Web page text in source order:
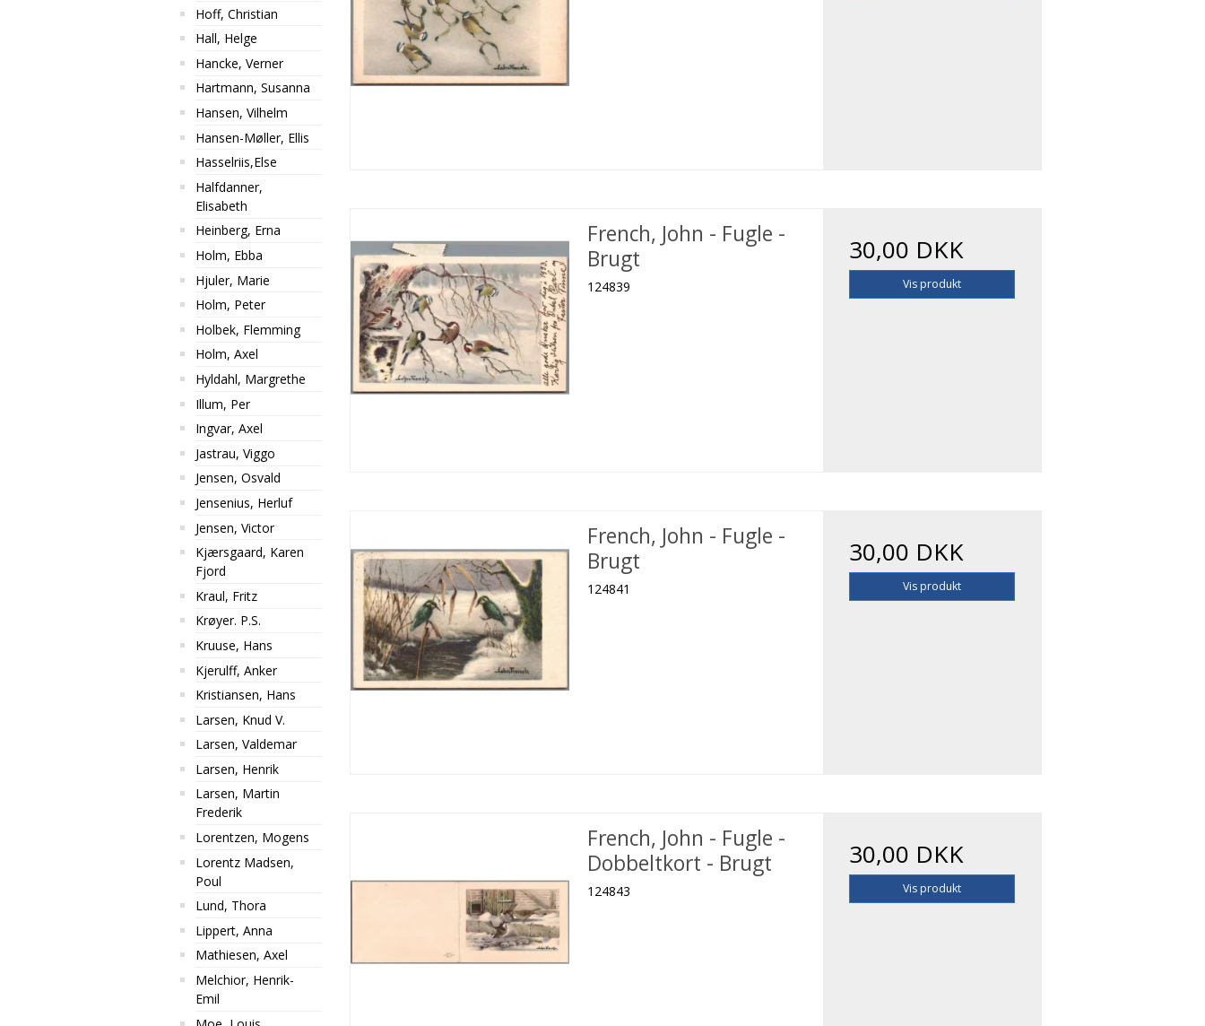
Hoff, Christian
Hall, Helge
Hancke, Verner
Hartmann, Susanna
Hansen, Vilhelm
Hansen-Møller, Ellis
Hasselriis,Else
Halfdanner,
Elisabeth
Heinberg, Erna
Holm, Ebba
Hjuler, Marie
Holm, Peter
Holbek, Flemming
Holm, Axel
Hyldahl, Margrethe
Illum, Per
Ingvar, Axel
Jastrau, Viggo
Jensen, Osvald
Jensenius, Herluf
Jensen, Victor
Kjærsgaard, Karen
Fjord
Kraul, Fritz
Krøyer. P.S.
Kruuse, Hans
Kjerulff, Anker
Kristiansen, Hans
Larsen, Knud V.
Larsen, Valdemar
Larsen, Henrik
Larsen, Martin
Frederik
Lorentzen, Mogens
Lorentz Madsen,
Poul
Lund, Thora
Lippert, Anna
Mathiesen, Axel
Melchior, Henrik-
Emil
French, John - Fugle -
Brugt
124839
30,00 DKK
Vis produkt
French, John - Fugle -
Brugt
124841
30,00 DKK
Vis produkt
French, John - Fugle -
Dobbeltkort - Brugt
124843
30,00 DKK
Vis produkt